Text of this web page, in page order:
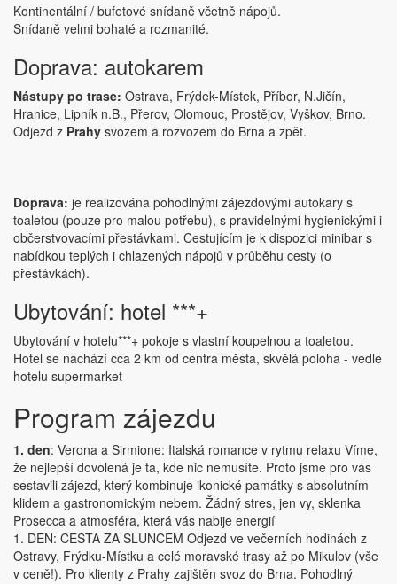
Kontinentální / bufetové snídaně včetně nápojů.
Snídaně velmi bohaté a rozmanité.
Doprava: autokarem
Nástupy po trase: Ostrava, Frýdek-Místek, Příbor, N.Jičín,
Hranice, Lipník n.B., Přerov, Olomouc, Prostějov, Vyškov, Brno.
Odjezd z Prahy svozem a rozvozem do Brna a zpět.
Doprava: je realizována pohodlnými zájezdovými autokary s
toaletou (pouze pro malou potřebu), s pravidelnými hygienickými i
občerstvovacími přestávkami. Cestujícím je k dispozici minibar s
nabídkou teplých i chlazených nápojů v průběhu cesty (o
přestávkách).
Ubytování: hotel ***+
Ubytování v hotelu***+ pokoje s vlastní koupelnou a toaletou.
Hotel se nachází cca 2 km od centra města, skvělá poloha - vedle
hotelu supermarket
Program zájezdu
1. den: Verona a Sirmione: Italská romance v rytmu relaxu Víme,
že nejlepší dovolená je ta, kde nic nemusíte. Proto jsme pro vás
sestavili zájezd, který kombinuje ikonické památky s absolutním
klidem a gastronomickým nebem. Žádný stres, jen vy, sklenka
Prosecca a atmosféra, která vás nabije energií
1. DEN: CESTA ZA SLUNCEM Odjezd ve večerních hodinách z
Ostravy, Frýdku-Místku a celé moravské trasy až po Mikulov (vše
v ceně!). Pro klienty z Prahy zajištěn svoz do Brna. Pohodlný